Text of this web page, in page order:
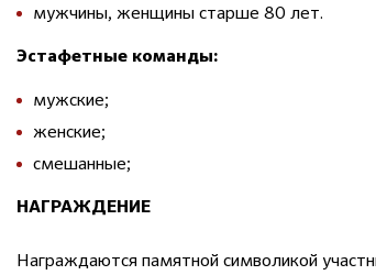
мужчины, женщины старше 80 лет.
Эстафетные команды:
мужские;
женские;
смешанные;
НАГРАЖДЕНИЕ
Награждаются памятной символикой